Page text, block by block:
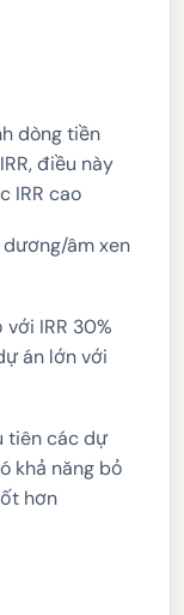
dòng tiền
điều này
IRR cao
âm xen
IRR 30%
án lớn với
tiên các dự
khả năng bỏ
hơn